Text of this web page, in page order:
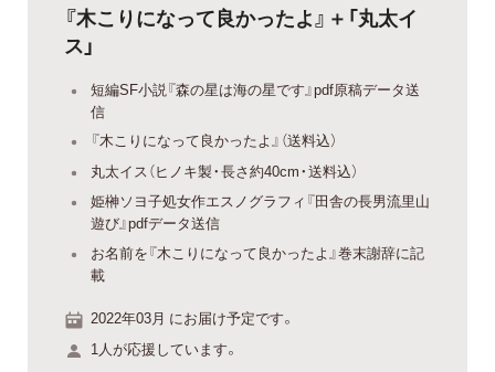
『木こりになって良かったよ』＋「丸太イ
ス」
短編SF小説『森の星は海の星です』pdf原稿データ送
信
『木こりになって良かったよ』（送料込）
丸太イス（ヒノキ製・長さ約40cm・送料込）
姫榊ソヨ子処女作エスノグラフィ『田舎の長男流里山
遊び』pdfデータ送信
お名前を『木こりになって良かったよ』巻末謝辞に記
載
2022年03月 にお届け予定です。
1人が応援しています。